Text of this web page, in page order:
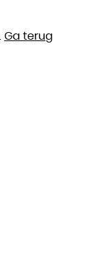
Ga terug